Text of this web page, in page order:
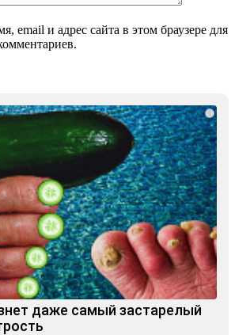
email и адрес сайта в этом браузере для
i
даже самый застарелый